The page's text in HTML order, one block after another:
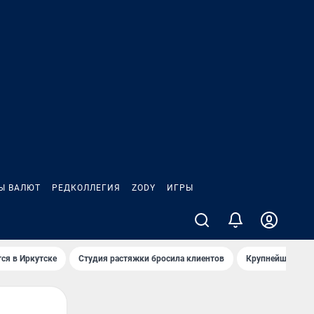
ВАЛЮТ РЕДКОЛЛЕГИЯ ZODY ИГРЫ
в Иркутске Студия растяжки бросила клиентов Крупнейшие